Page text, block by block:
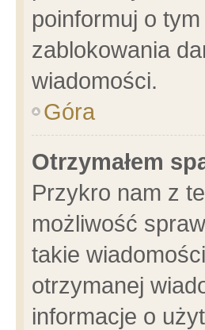
poinformuj o
zablokowania
wiadomości.
Góra
Otrzymałem
Przykro nam z
możliwość
takie
otrzymanej
informacje o